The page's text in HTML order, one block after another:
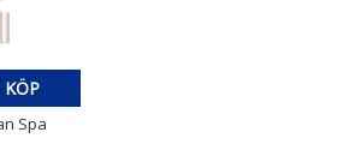
KÖP
Spa